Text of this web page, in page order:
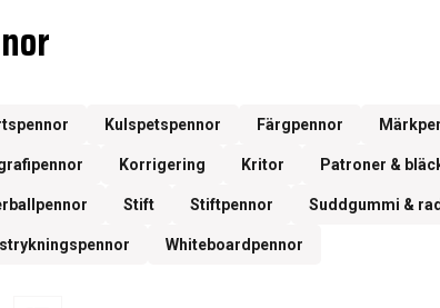
Kulspetspennor Färgpennor
Korrigering Kritor Patroner &
Stift Stiftpennor Suddgummi &
Whiteboardpennor